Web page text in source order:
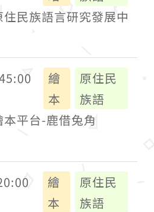
住民族語言研究發展中
繪
本
原住民
族語
本平台-鹿借兔角
繪
本
原住民
族語